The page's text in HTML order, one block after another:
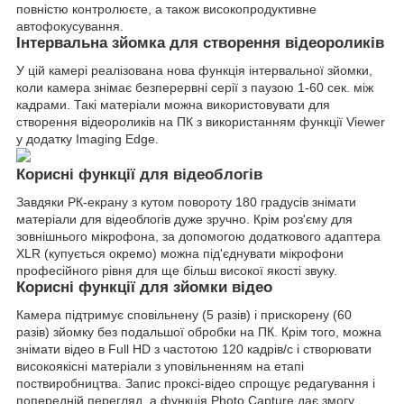
повністю контролюєте, а також високопродуктивне
автофокусування.
Інтервальна зйомка для створення відеороликів
У цій камері реалізована нова функція інтервальної зйомки,
коли камера знімає безперервні серії з паузою 1-60 сек. між
кадрами. Такі матеріали можна використовувати для
створення відеороликів на ПК з використанням функції Viewer
у додатку Imaging Edge.
Корисні функції для відеоблогів
Завдяки РК-екрану з кутом повороту 180 градусів знімати
матеріали для відеоблогів дуже зручно. Крім роз'єму для
зовнішнього мікрофона, за допомогою додаткового адаптера
XLR (купується окремо) можна під'єднувати мікрофони
професійного рівня для ще більш високої якості звуку.
Корисні функції для зйомки відео
Камера підтримує сповільнену (5 разів) і прискорену (60
разів) зйомку без подальшої обробки на ПК. Крім того, можна
знімати відео в Full HD з частотою 120 кадрів/с і створювати
високоякісні матеріали з уповільненням на етапі
поствиробництва. Запис проксі-відео спрощує редагування і
попередній перегляд, а функція Photo Capture дає змогу